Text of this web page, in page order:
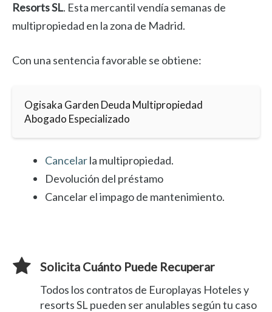
Resorts SL. Esta mercantil vendía semanas de
multipropiedad en la zona de Madrid.
Con una sentencia favorable se obtiene:
Ogisaka Garden Deuda Multipropiedad
Abogado Especializado
Cancelarla multipropiedad.
Devolución del préstamo
Cancelar el impago de mantenimiento.
Solicita Cuánto Puede Recuperar
Todos los contratos de Europlayas Hoteles y
resorts SL pueden ser anulables según tu caso